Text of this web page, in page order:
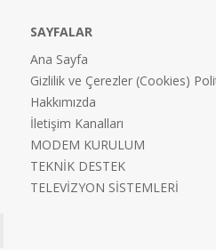
SAYFALAR
Ana Sayfa
Gizlilik ve Çerezler (Cookies)
Hakkımızda
İletişim Kanalları
MODEM KURULUM
TEKNİK DESTEK
TELEVİZYON SİSTEMLERİ